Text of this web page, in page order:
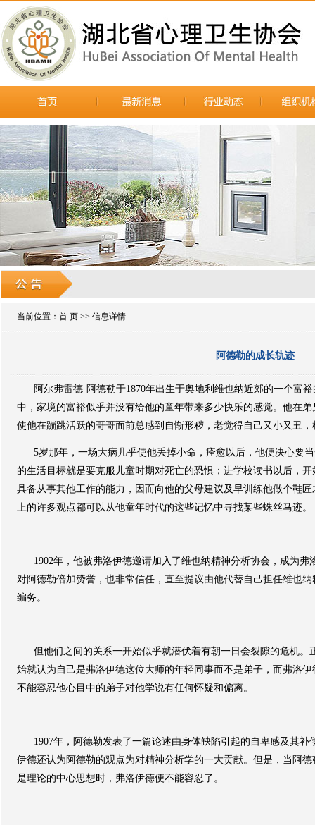
当前位置： 首 页 >> 信息详情
阿德勒的成长轨迹
阿尔弗雷德·阿德勒于1870年出生于奥地利维也纳近郊的一个富
中，家境的富裕似乎并没有给他的童年带来多少快乐的感觉。他在
使他在蹦跳活跃的哥哥面前总感到自惭形秽，老觉得自己又小又丑
5岁那年，一场大病几乎使他丢掉小命，痊愈以后，他便决心要
的生活目标就是要克服儿童时期对死亡的恐惧；进学校读书以后，
具备从事其他工作的能力，因而向他的父母建议及早训练他做个鞋
上的许多观点都可以从他童年时代的这些记忆中寻找某些蛛丝马迹。
1902年，他被弗洛伊德邀请加入了维也纳精神分析协会，成为
对阿德勒倍加赞誉，也非常信任，直至提议由他代替自己担任维也
编务。
但他们之间的关系一开始似乎就潜伏着有朝一日会裂隙的危机
始就认为自己是弗洛伊德这位大师的年轻同事而不是弟子，而弗洛
不能容忍他心目中的弟子对他学说有任何怀疑和偏离。
1907年，阿德勒发表了一篇论述由身体缺陷引起的自卑感及其
伊德还认为阿德勒的观点为对精神分析学的一大贡献。但是，当阿
是理论的中心思想时，弗洛伊德便不能容忍了。